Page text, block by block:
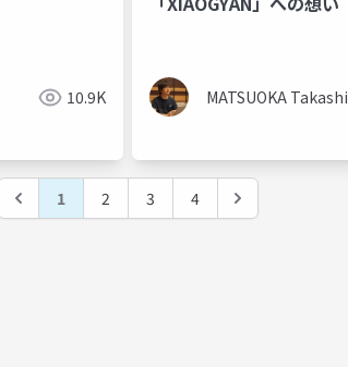
10.9K MATSUOKA Takashi
1 2 3 4